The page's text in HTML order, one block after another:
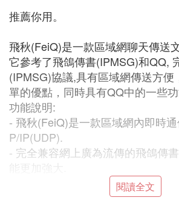
推薦你用。
飛秋(FeiQ)是一款區域網聊天傳送
它參考了飛鴿傳書(IPMSG)和QQ,
(IPMSG)協議,具有區域網傳送方便
單的優點，同時具有QQ中的一些功
功能說明:
- 飛秋(FeiQ)是一款區域網內即時
P/IP(UDP).
- 完全兼容網上廣為流傳的飛鴿傳
能更加強大.
- 支持文件/文件夾的傳送 (支持大
閱讀全文